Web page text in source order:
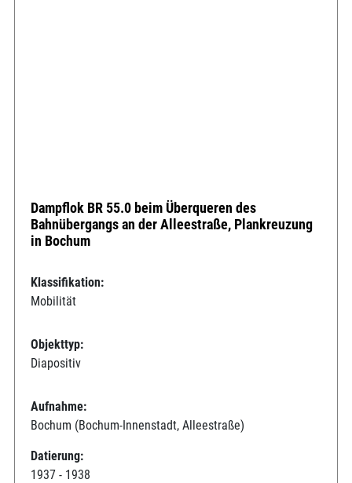
Dampflok BR 55.0 beim Überqueren des
Bahnübergangs an der Alleestraße, Plankreuzung
in Bochum
Klassifikation:
Mobilität
Objekttyp:
Diapositiv
Aufnahme:
Bochum (Bochum-Innenstadt, Alleestraße)
Datierung:
1937 - 1938